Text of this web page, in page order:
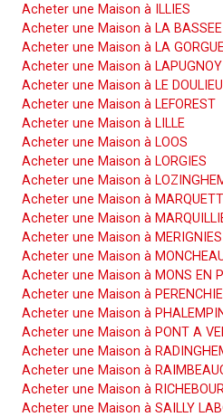
Acheter une Maison à ILLIES
Acheter une Maison à LA BASSEE
Acheter une Maison à LA
Acheter une Maison à LAPUGNOY
Acheter une Maison à LE DOULIEU
Acheter une Maison à LEFOREST
Acheter une Maison à LILLE
Acheter une Maison à LOOS
Acheter une Maison à LORGIES
Acheter une Maison à
Acheter une Maison à
Acheter une Maison à
Acheter une Maison à MERIGNIES
Acheter une Maison à
Acheter une Maison à MONS EN
Acheter une Maison à
Acheter une Maison à
Acheter une Maison à PONT A
Acheter une Maison à
Acheter une Maison à
Acheter une Maison à
Acheter une Maison à SAILLY